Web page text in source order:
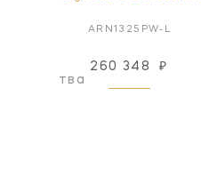
ARN1325PW-L
260 348 ₽